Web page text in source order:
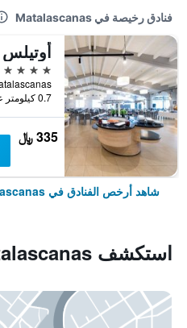
فنادق رخيصة في Matalascanas
أوتيلس
4 نجوم
0.7 كيلومتر عن وسط المدينة
335 ﷼
شاهد أرخص الفنادق في Matalascanas
استكشف Matalascanas